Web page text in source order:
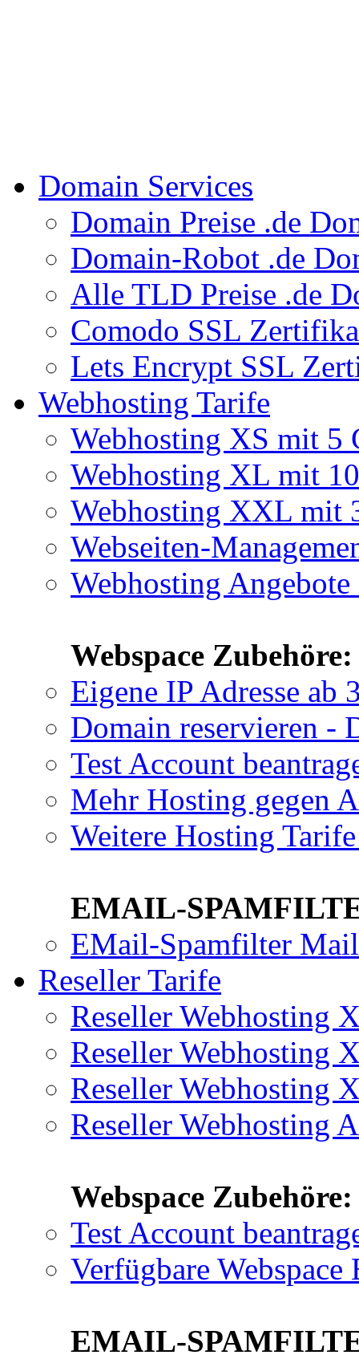
Domain Services
Domain Preise .de
Domain-Robot .de
Alle TLD Preise .de
Comodo SSL
Lets Encrypt SSL
Webhosting Tarife
Webhosting XS mit 5
Webhosting XL mit
Webhosting XXL mit
Webseiten-
Webhosting
Webspace Zubehöre:
Eigene IP Adresse ab
Domain reservieren -
Test Account
Mehr Hosting gegen
Weitere Hosting
EMAIL-
EMail-Spamfilter
Reseller Tarife
Reseller Webhosting
Reseller Webhosting
Reseller Webhosting
Reseller Webhosting
Webspace Zubehöre:
Test Account
Verfügbare
EMAIL-